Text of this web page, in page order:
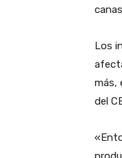
Los
más,
del